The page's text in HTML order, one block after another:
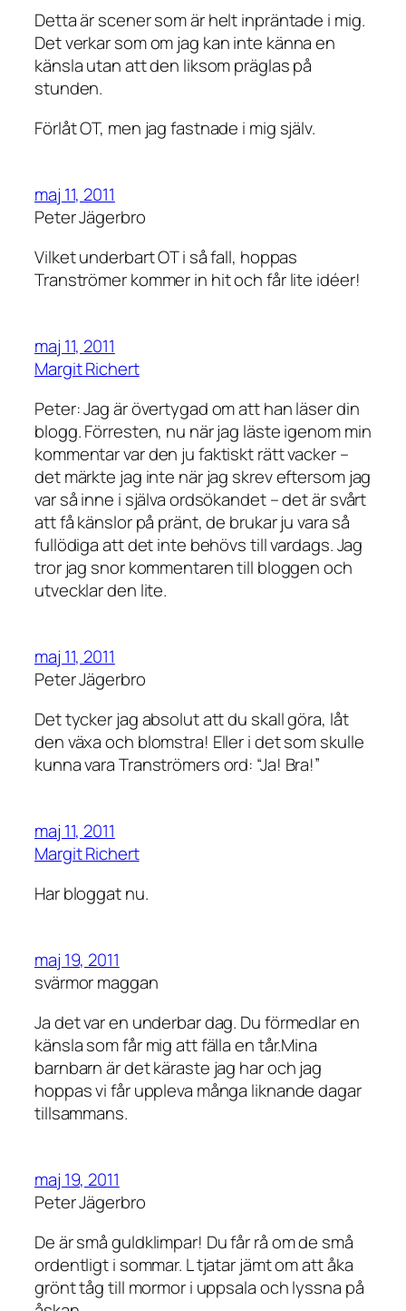
Detta är scener som är helt inpräntade i mig.
Det verkar som om jag kan inte känna en
känsla utan att den liksom präglas på
stunden.
Förlåt OT, men jag fastnade i mig själv.
maj 11, 2011
Peter Jägerbro
Vilket underbart OT i så fall, hoppas
Tranströmer kommer in hit och får lite idéer!
maj 11, 2011
Margit Richert
Peter: Jag är övertygad om att han läser din
blogg. Förresten, nu när jag läste igenom min
kommentar var den ju faktiskt rätt vacker –
det märkte jag inte när jag skrev eftersom jag
var så inne i själva ordsökandet – det är svårt
att få känslor på pränt, de brukar ju vara så
fullödiga att det inte behövs till vardags. Jag
tror jag snor kommentaren till bloggen och
utvecklar den lite.
maj 11, 2011
Peter Jägerbro
Det tycker jag absolut att du skall göra, låt
den växa och blomstra! Eller i det som skulle
kunna vara Tranströmers ord: “Ja! Bra!”
maj 11, 2011
Margit Richert
Har bloggat nu.
maj 19, 2011
svärmor maggan
Ja det var en underbar dag. Du förmedlar en
känsla som får mig att fälla en tår.Mina
barnbarn är det käraste jag har och jag
hoppas vi får uppleva många liknande dagar
tillsammans.
maj 19, 2011
Peter Jägerbro
De är små guldklimpar! Du får rå om de små
ordentligt i sommar. L tjatar jämt om att åka
grönt tåg till mormor i uppsala och lyssna på